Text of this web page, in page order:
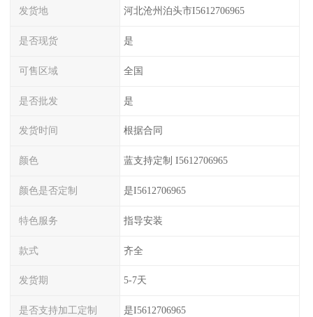
发货地 河北沧州泊头市I5612706965
是否现货 是
可售区域 全国
是否批发 是
发货时间 根据合同
颜色 蓝支持定制 I5612706965
颜色是否定制 是I5612706965
特色服务 指导安装
款式 齐全
发货期 5-7天
是否支持加工定制 是I5612706965